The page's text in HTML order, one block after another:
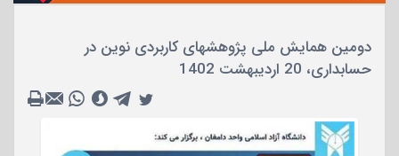
دومین همایش ملی پژوهشهای کاربردی نوین در
حسابداری، 20 اردیبهشت 1402